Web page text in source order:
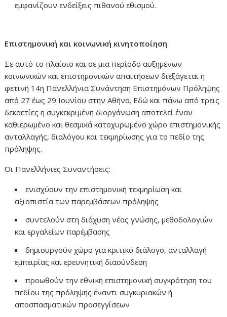
εμφανίζουν ενδείξεις πιθανού εθισμού.
Επιστημονική και κοινωνική κινητοποίηση
Σε αυτό το πλαίσιο και σε μια περίοδο αυξημένων
κοινωνικών και επιστημονικών απαιτήσεων διεξάγεται η
φετινή 14η Πανελλήνια Συνάντηση Επιστημόνων Πρόληψης
από 27 έως 29 Ιουνίου στην Αθήνα. Εδώ και πάνω από τρεις
δεκαετίες η συγκεκριμένη διοργάνωση αποτελεί έναν
καθιερωμένο και θεσμικά κατοχυρωμένο χώρο επιστημονικής
ανταλλαγής, διαλόγου και τεκμηρίωσης για το πεδίο της
πρόληψης.
Οι Πανελλήνιες Συναντήσεις:
ενισχύουν την επιστημονική τεκμηρίωση και
αξιοπιστία των παρεμβάσεων πρόληψης
συντελούν στη διάχυση νέας γνώσης, μεθοδολογιών
και εργαλείων παρέμβασης
δημιουργούν χώρο για κριτικό διάλογο, ανταλλαγή
εμπειρίας και ερευνητική διασύνδεση
προωθούν την εθνική επιστημονική συγκρότηση του
πεδίου της πρόληψης έναντι συγκυριακών ή
αποσπασματικών προσεγγίσεων